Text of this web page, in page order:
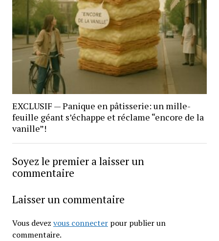
EXCLUSIF — Panique en pâtisserie: un mille-
feuille géant s’échappe et réclame “encore de la
vanille”!
Soyez le premier a laisser un
commentaire
Laisser un commentaire
Vous devez vous connecterpour publier un
commentaire.